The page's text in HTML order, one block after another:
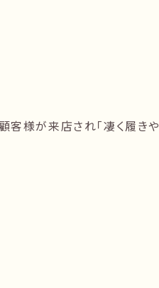
客様が来店され「凄く履きや